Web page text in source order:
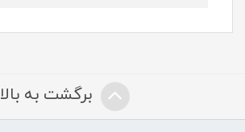
برگشت به بالا